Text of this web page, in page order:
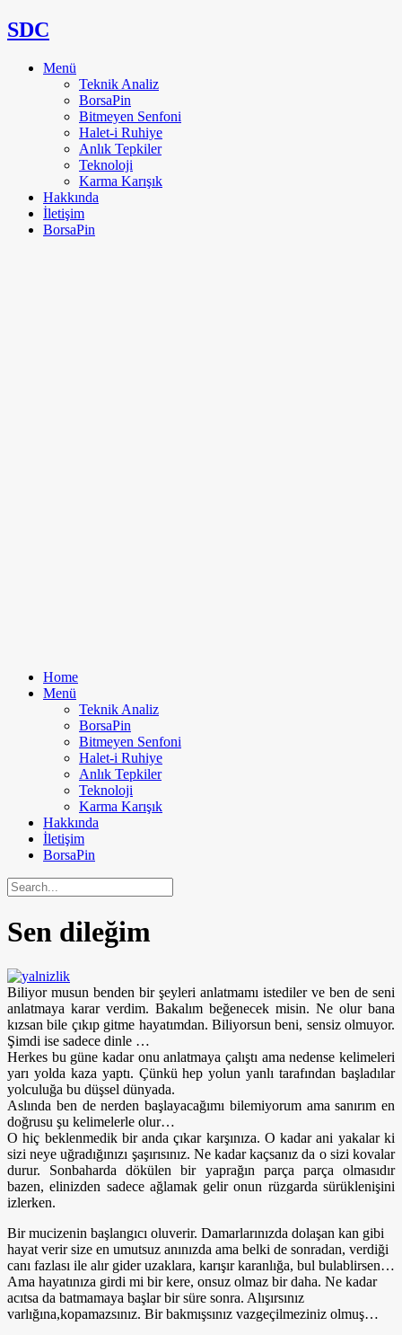
SDC
Menü
Teknik Analiz
BorsaPin
Bitmeyen Senfoni
Halet-i Ruhiye
Anlık Tepkiler
Teknoloji
Karma Karışık
Hakkında
İletişim
BorsaPin
Home
Menü
Teknik Analiz
BorsaPin
Bitmeyen Senfoni
Halet-i Ruhiye
Anlık Tepkiler
Teknoloji
Karma Karışık
Hakkında
İletişim
BorsaPin
Sen dileğim
Biliyor musun benden bir şeyleri anlatmamı istediler ve ben de seni
anlatmaya karar verdim. Bakalım beğenecek misin. Ne olur bana
kızsan bile çıkıp gitme hayatımdan. Biliyorsun beni, sensiz olmuyor.
Şimdi ise sadece dinle …
Herkes bu güne kadar onu anlatmaya çalıştı ama nedense kelimeleri
yarı yolda kaza yaptı. Çünkü hep yolun yanlı tarafından başladılar
yolculuğa bu düşsel dünyada.
Aslında ben de nerden başlayacağımı bilemiyorum ama sanırım en
doğrusu şu kelimelerle olur…
O hiç beklenmedik bir anda çıkar karşınıza. O kadar ani yakalar ki
sizi neye uğradığınızı şaşırısınız. Ne kadar kaçsanız da o sizi kovalar
durur. Sonbaharda dökülen bir yaprağın parça parça olmasıdır
bazen, elinizden sadece ağlamak gelir onun rüzgarda sürüklenişini
izlerken.
Bir mucizenin başlangıcı oluverir. Damarlarınızda dolaşan kan gibi
hayat verir size en umutsuz anınızda ama belki de sonradan, verdiği
canı fazlası ile alır gider uzaklara, karışır karanlığa, bul bulablirsen…
Ama hayatınıza girdi mi bir kere, onsuz olmaz bir daha. Ne kadar
acıtsa da batmamaya başlar bir süre sonra. Alışırsınız
varlığına,kopamazsınız. Bir bakmışsınız vazgeçilmeziniz olmuş…